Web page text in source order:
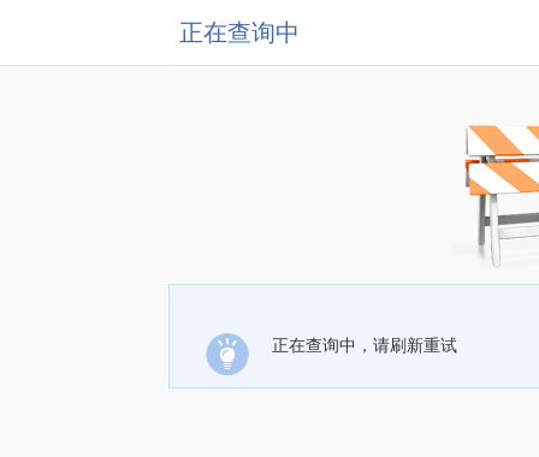
正在查询中
正在查询中，请刷新重试